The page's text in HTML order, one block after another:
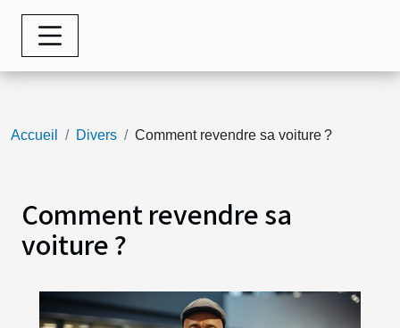
Accueil Divers Comment revendre sa voiture ?
Comment revendre sa
voiture ?